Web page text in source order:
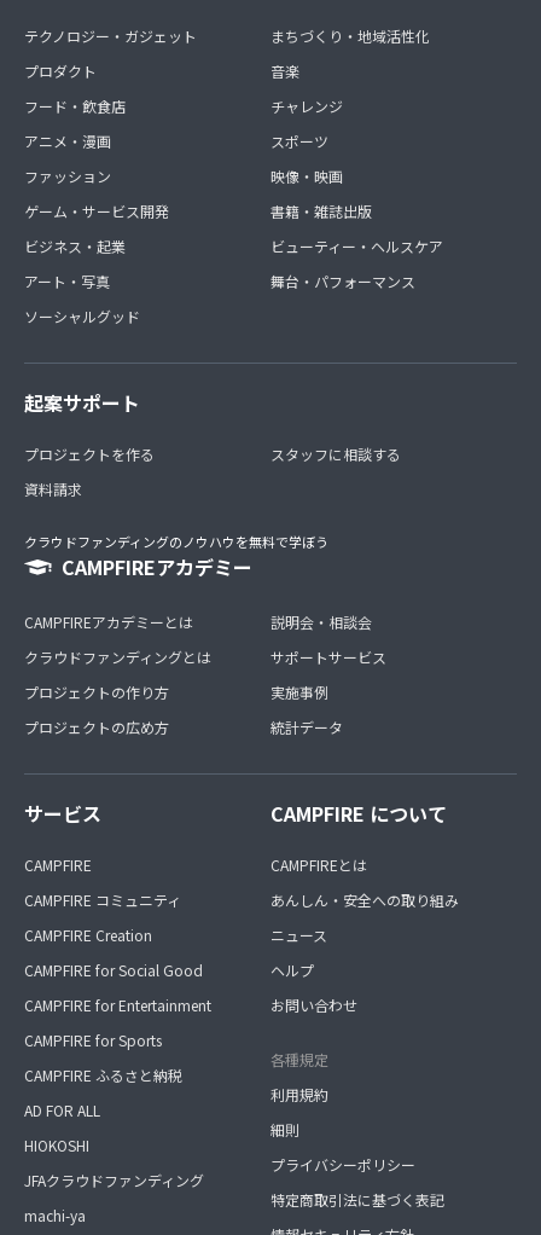
テクノロジー・ガジェット
プロダクト
フード・飲食店
アニメ・漫画
ファッション
ゲーム・サービス開発
ビジネス・起業
アート・写真
ソーシャルグッド
まちづくり・地域活性化
音楽
チャレンジ
スポーツ
映像・映画
書籍・雑誌出版
ビューティー・ヘルスケア
舞台・パフォーマンス
起案サポート
プロジェクトを作る
資料請求
スタッフに相談する
クラウドファンディングのノウハウを無料で学ぼう
CAMPFIREアカデミー
CAMPFIREアカデミーとは
クラウドファンディングとは
プロジェクトの作り方
プロジェクトの広め方
説明会・相談会
サポートサービス
実施事例
統計データ
サービス
CAMPFIRE
CAMPFIRE コミュニティ
CAMPFIRE Creation
CAMPFIRE for Social Good
CAMPFIRE for Entertainment
CAMPFIRE for Sports
CAMPFIRE ふるさと納税
AD FOR ALL
HIOKOSHI
JFAクラウドファンディング
machi-ya
CAMPFIRE について
CAMPFIREとは
あんしん・安全への取り組み
ニュース
ヘルプ
お問い合わせ
各種規定
利用規約
細則
プライバシーポリシー
特定商取引法に基づく表記